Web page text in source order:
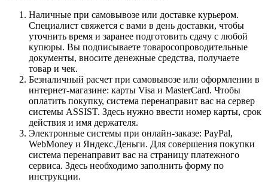
Наличные при самовывозе или доставке курьером.
Специалист свяжется с вами в день доставки, чтобы
уточнить время и заранее подготовить сдачу с любой
купюры. Вы подписываете товаросопроводительные
документы, вносите денежные средства, получаете
товар и чек.
Безналичный расчет при самовывозе или оформлении в
интернет-магазине: карты Visa и MasterCard. Чтобы
оплатить покупку, система перенаправит вас на сервер
системы ASSIST. Здесь нужно ввести номер карты, срок
действия и имя держателя.
Электронные системы при онлайн-заказе: PayPal,
WebMoney и Яндекс.Деньги. Для совершения покупки
система перенаправит вас на страницу платежного
сервиса. Здесь необходимо заполнить форму по
инструкции.